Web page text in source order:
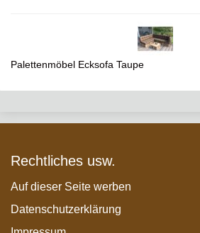
Palettenmöbel Ecksofa Taupe
Rechtliches usw.
Auf dieser Seite werben
Datenschutzerklärung